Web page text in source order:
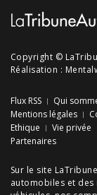
Copyright ©
Réalisation :
Flux RSS Qui
Mentions légales
Ethique
Vie privée
Partenaires
Sur le site
automobiles et des